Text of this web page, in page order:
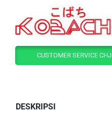
CUSTOMER SERVICE CHJ
DESKRIPSI